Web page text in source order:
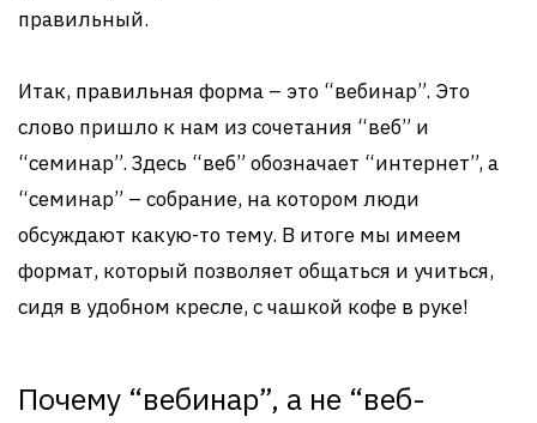
правильный.
Итак, правильная форма – это “вебинар”. Это
слово пришло к нам из сочетания “веб” и
“семинар”. Здесь “веб” обозначает “интернет”, а
“семинар” – собрание, на котором люди
обсуждают какую-то тему. В итоге мы имеем
формат, который позволяет общаться и учиться,
сидя в удобном кресле, с чашкой кофе в руке!
Почему “вебинар”, а не “веб-